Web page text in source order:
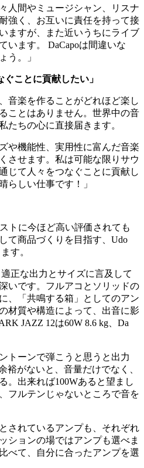
人間やミュージシャン、リスナ
強く、お互いに責任を持って接
ますが、また近いうちにライブ
います。 DaCapoは間違いな
う。」
ことに貢献したい」
音楽を作ることがどれほど楽し
ことはありません。世界中の音
たちの心に直接届きます。
や機能性、実用性に富んだ音楽
させます。​私は可能な限りサウ
じて人々をつなぐことに貢献し
らしい仕事です！」
トに今ほど高い評価されても
て商品づくりを目指す、Udo
す。
正な出力とサイズに言及して
いです。フルアコとソリッドの
、「共鳴する箱」としてのアン
材質や構造によって、出音に影
JAZZ 12は60W 8.6 kg、Da
トーンで弾こうと思うと出力
裕がないと、音量だけでなく、
。出来れば100Wあると望まし
フルテンじゃないところで音を
されているアンプも、それぞれ
ションの場ではアンプも選べま
べて、自分に合ったアンプを選